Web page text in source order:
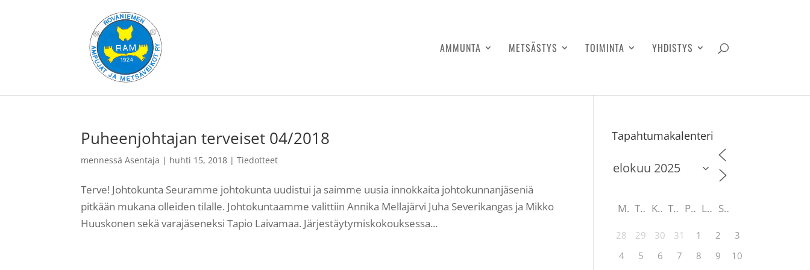
AMMUNTA METSÄSTYS TOIMINTA YHDISTYS
Puheenjohtajan terveiset 04/2018
mennessäAsentaja | huhti 15, 2018 |Tiedotteet
Terve! Johtokunta Seuramme johtokunta uudistui ja saimme uusia innokkaita johtokunnanjäseniä
pitkään mukana olleiden tilalle. Johtokuntaamme valittiin Annika Mellajärvi Juha Severikangas ja Mikko
Huuskonen sekä varajäseneksi Tapio Laivamaa. Järjestäytymiskokouksessa...
Tapahtumakalenteri
M T K T P L S
28 29 30 31 1 2
3
4
5 6 7 8 9
10